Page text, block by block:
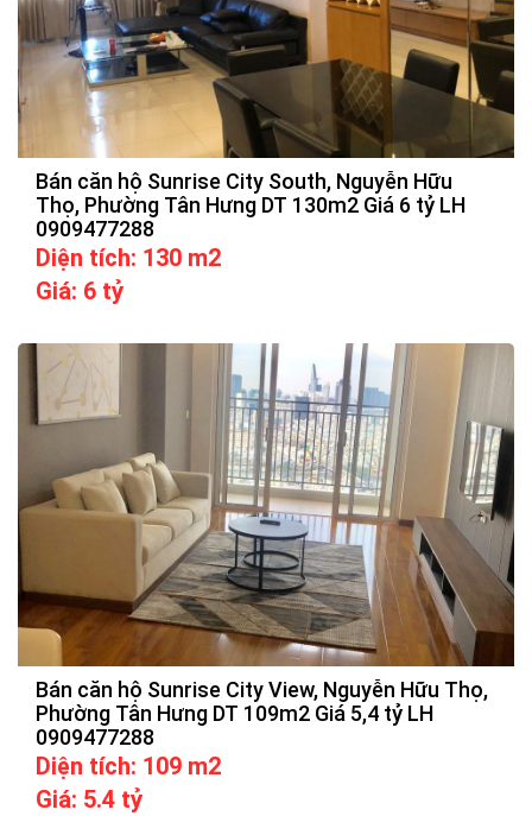
Bán căn hộ Sunrise City South, Nguyễn Hữu
Thọ, Phường Tân Hưng DT 130m2 Giá 6 tỷ LH
0909477288
Diện tích: 130 m2
Giá: 6 tỷ
Bán căn hộ Sunrise City View, Nguyễn Hữu Thọ,
Phường Tân Hưng DT 109m2 Giá 5,4 tỷ LH
0909477288
Diện tích: 109 m2
Giá: 5.4 tỷ